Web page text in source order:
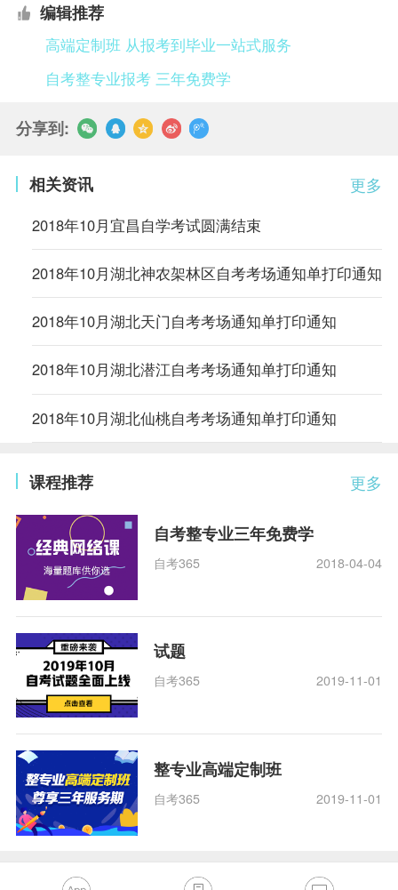
编辑推荐
高端定制班 从报考到毕业一站式服务
自考整专业报考 三年免费学
分享到:
更多
相关资讯
2018年10月宜昌自学考试圆满结束
2018年10月湖北神农架林区自考考场通知单打印通知
2018年10月湖北天门自考考场通知单打印通知
2018年10月湖北潜江自考考场通知单打印通知
2018年10月湖北仙桃自考考场通知单打印通知
更多
课程推荐
自考整专业三年免费学
自考365 2018-04-04
试题
自考365 2019-11-01
整专业高端定制班
自考365 2019-11-01